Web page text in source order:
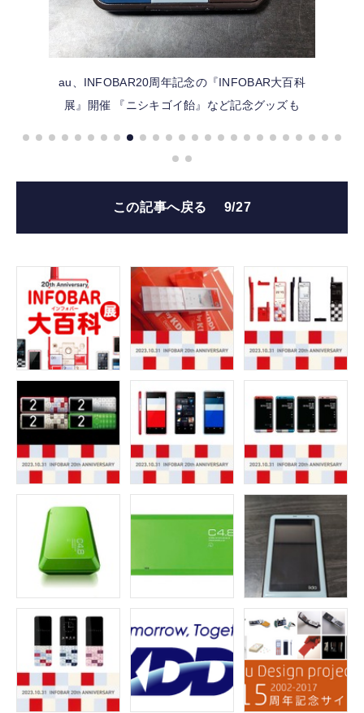
au、INFOBAR20周年記念の『INFOBAR大百科
展』開催 『ニシキゴイ飴』など記念グッズも
この記事へ戻る 9/27